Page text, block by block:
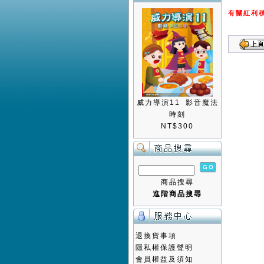
威力導演11 影音魔法
時刻
NT$300
商品搜尋
進階商品搜尋
退換貨事項
隱私權保護聲明
會員權益及須知
有關紅利